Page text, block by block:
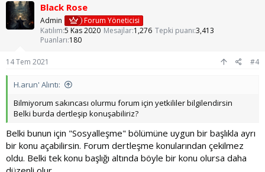
Black Rose
Admin
Forum Yöneticisi
Katılım 5 Kas 2020 Mesajlar 1,276 Tepki puanı 3,413
Puanları 180
14 Tem 2021 #4
H.arun' Alıntı:
Bilmiyorum sakıncası olurmu forum için yetkililer bilgilendirsin
Belki burda dertleşip konuşabiliriz?
Belki bunun için "Sosyalleşme" bölümüne uygun bir başlıkla ayrı
bir konu açabilirsin. Forum dertleşme konularından çekilmez
oldu. Belki tek konu başlığı altında böyle bir konu olursa daha